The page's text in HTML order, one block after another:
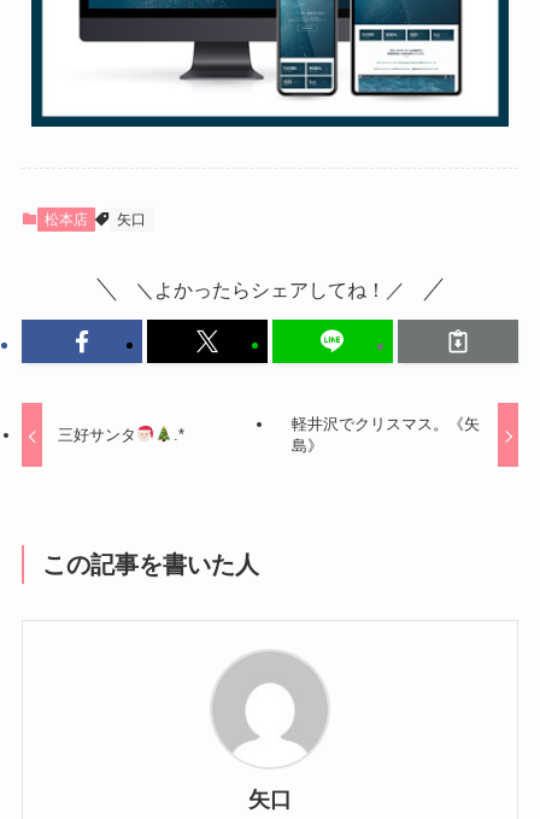
松本店 矢口
＼よかったらシェアしてね！／
三好サンタ .*
軽井沢でクリスマス。《矢
島》
この記事を書いた人
矢口